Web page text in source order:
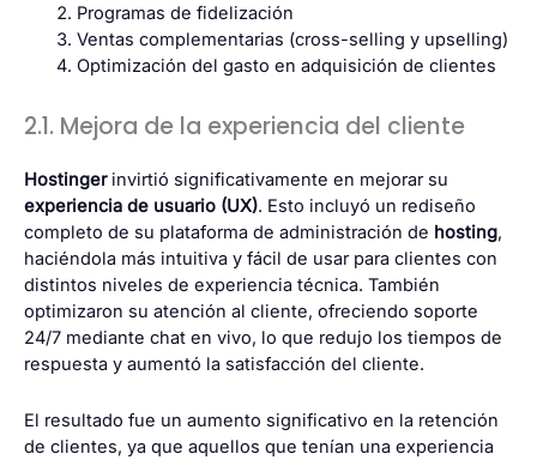
Programas de fidelización
Ventas complementarias (cross-selling y upselling)
Optimización del gasto en adquisición de clientes
2.1. Mejora de la experiencia del cliente
Hostingerinvirtió significativamente en mejorar su
experiencia de usuario (UX). Esto incluyó un rediseño
completo de su plataforma de administración de hosting,
haciéndola más intuitiva y fácil de usar para clientes con
distintos niveles de experiencia técnica. También
optimizaron su atención al cliente, ofreciendo soporte
24/7 mediante chat en vivo, lo que redujo los tiempos de
respuesta y aumentó la satisfacción del cliente.
El resultado fue un aumento significativo en la retención
de clientes, ya que aquellos que tenían una experiencia